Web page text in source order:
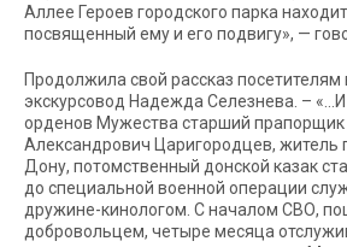
Аллее Героев городского парка
посвященный ему и его подвигу», —
Продолжила свой рассказ посетителям
экскурсовод Надежда Селезнева. –
орденов Мужества старший прапорщик
Александрович Царигородцев, житель
Дону, потомственный донской казак
до специальной военной операции
дружине-кинологом. С началом СВО,
добровольцем, четыре месяца